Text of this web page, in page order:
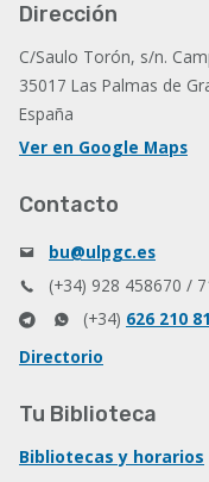
Dirección
C/Saulo Torón, s/n.
35017 Las Palmas de
España
Ver en Google Maps
Contacto
bu@ulpgc.es
(+34) 928 458670 /
(+34) 626 210
Directorio
Tu Biblioteca
Bibliotecas y horarios